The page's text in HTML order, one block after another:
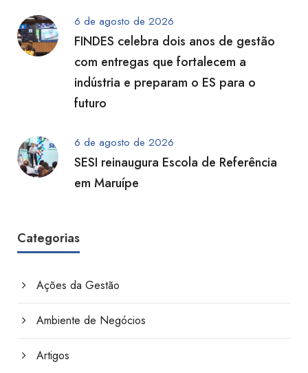
6 de agosto de 2026
FINDES celebra dois anos de gestão
com entregas que fortalecem a
indústria e preparam o ES para o
futuro
6 de agosto de 2026
SESI reinaugura Escola de Referência
em Maruípe
Categorias
Ações da Gestão
Ambiente de Negócios
Artigos